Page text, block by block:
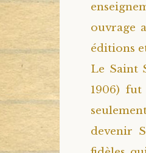
ouvrage
éditions
Le Saint
1906)
devenir